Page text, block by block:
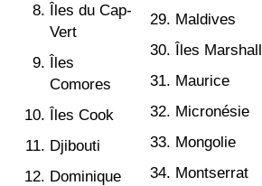
Îles du Cap-
Vert
Îles
Comores
Îles Cook
Djibouti
Dominique
Maldives
Îles Marshall
Maurice
Micronésie
Mongolie
Montserrat